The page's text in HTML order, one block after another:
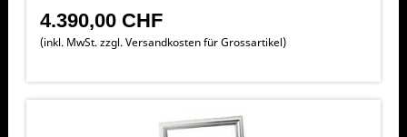
4.390,00 CHF
(inkl. MwSt. zzgl.Versandkosten für Grossartikel)